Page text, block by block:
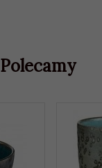
Polecamy